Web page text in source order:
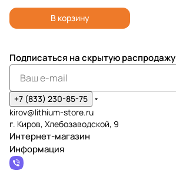
В корзину
Подписаться на скрытую распродажу
+7 (833) 230-85-75
kirov@lithium-store.ru
г. Киров, Хлебозаводской, 9
Интернет-магазин
Информация